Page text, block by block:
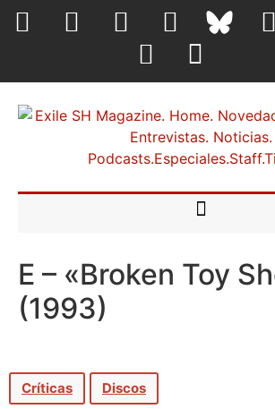
E – «Broken Toy
(1993)
Críticas Discos